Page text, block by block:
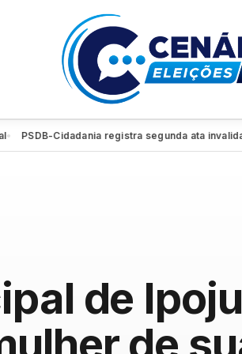
Cidadania registra segunda ata invalidando
de